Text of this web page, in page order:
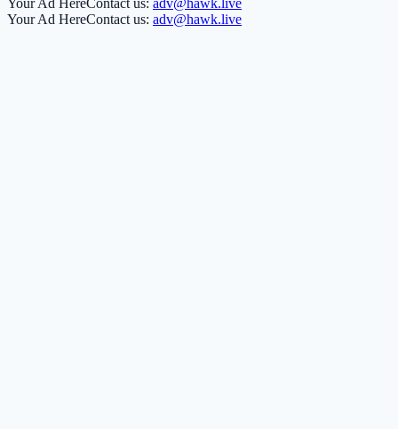
Your Ad HereContact us: adv@hawk.live
Your Ad HereContact us: adv@hawk.live